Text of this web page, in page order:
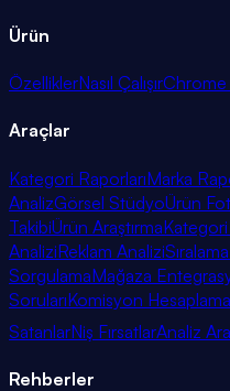
Ürün
ÖzelliklerNasıl ÇalışırChrome
Araçlar
Kategori RaporlarıMarka
AnalizGörsel StüdyoÜrün
TakibiÜrün Araştırma
AnaliziReklam Analizi
SorgulamaMağaza
SorularıKomisyon Hesaplama
SatanlarNiş FırsatlarAnaliz
Rehberler